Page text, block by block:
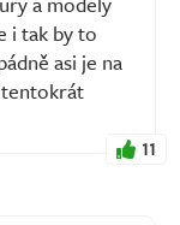
i tak by to
asi je na
tentokrát
11